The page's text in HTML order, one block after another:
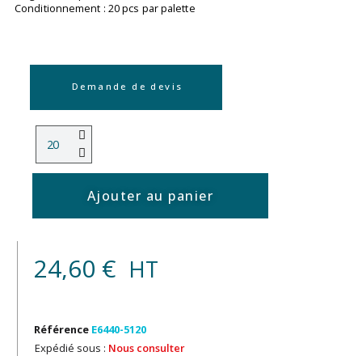
Conditionnement : 20 pcs par palette
Demande de devis
Ajouter au panier
24,60 € HT
Référence E6440-5120
Expédié sous : Nous consulter